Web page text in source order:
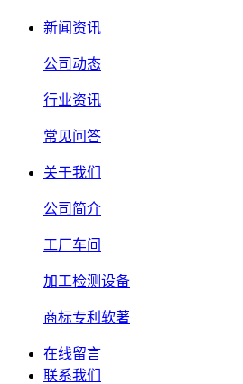
新闻资讯
公司动态
行业资讯
常见问答
关于我们
公司简介
工厂车间
加工检测设备
商标专利软著
在线留言
联系我们